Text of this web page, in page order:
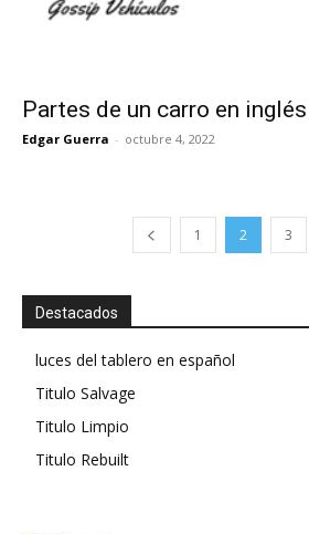
Partes de un carro en inglés
Edgar Guerra - octubre 4, 2022
1 2 3
Destacados
luces del tablero en español
Titulo Salvage
Titulo Limpio
Titulo Rebuilt